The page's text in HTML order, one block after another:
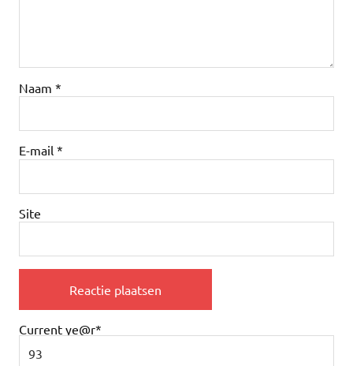
Naam *
E-mail *
Site
Current ye@r*